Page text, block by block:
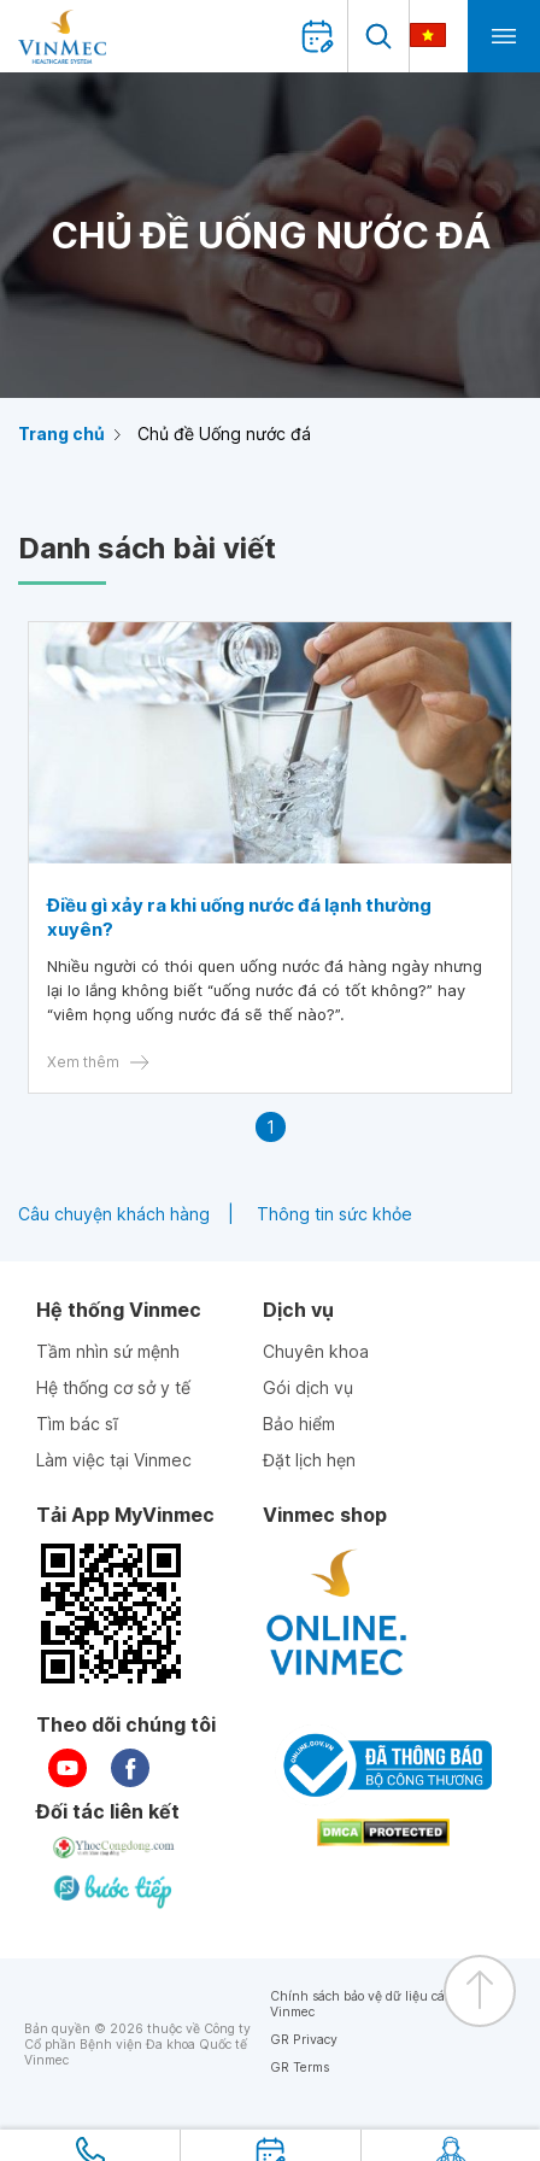
CHỦ ĐỀ UỐNG NƯỚC ĐÁ
Trang chủ Chủ đề Uống nước đá
Danh sách bài viết
Điều gì xảy ra khi uống nước đá lạnh thường
xuyên?
Nhiều người có thói quen uống nước đá hàng ngày nhưng
lại lo lắng không biết “uống nước đá có tốt không?” hay
“viêm họng uống nước đá sẽ thế nào?”.
Xem thêm
1
Câu chuyện khách hàng Thông tin sức khỏe
Hệ thống Vinmec
Tầm nhìn sứ mệnh
Hệ thống cơ sở y tế
Tìm bác sĩ
Làm việc tại Vinmec
Dịch vụ
Chuyên khoa
Gói dịch vụ
Bảo hiểm
Đặt lịch hẹn
Tải App MyVinmec Vinmec shop
Theo dõi chúng tôi
Đối tác liên kết
Bản quyền © 2026 thuộc về Công ty
Cổ phần Bệnh viện Đa khoa Quốc tế
Vinmec
Chính sách bảo vệ dữ liệu cá nhân của
Vinmec
GR Privacy
GR Terms